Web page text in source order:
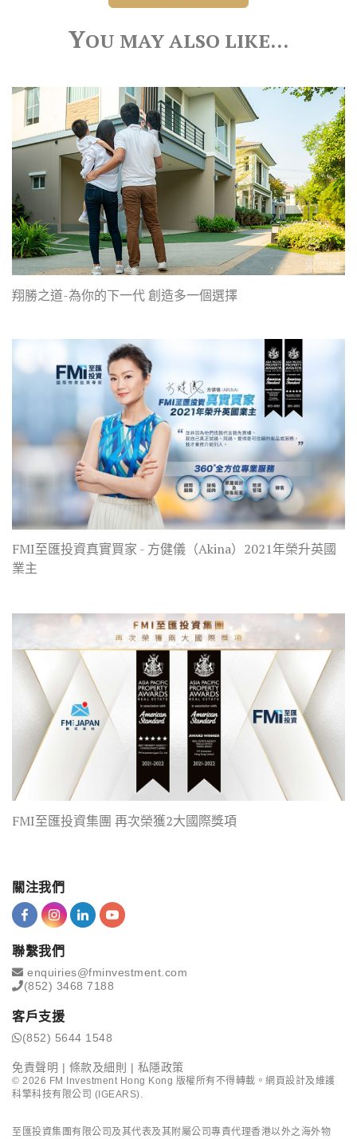
YOU MAY ALSO LIKE…
翔勝之道-為你的下一代 創造多一個選擇
FMI至匯投資真實買家 - 方健儀（Akina）2021年榮升英國
業主
FMI至匯投資集團 再次榮獲2大國際獎項
關注我們
聯繫我們
enquiries@fminvestment.com
(852) 3468 7188
客戶支援
(852) 5644 1548
免責聲明 | 條款及細則 | 私隱政策
© 2026 FM Investment Hong Kong 版權所有不得轉載。網頁設計及維護
科擎科技有限公司 (IGEARS).
至匯投資集團有限公司及其代表及其附屬公司專責代理香港以外之海外物